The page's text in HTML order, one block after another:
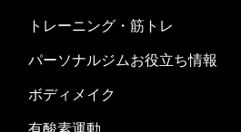
トレーニング・筋トレ
パーソナルジムお役立ち情報
ボディメイク
有酸素運動